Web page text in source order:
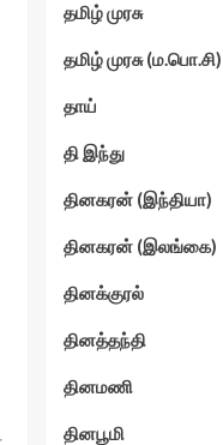
தமிழ் முரசு
தமிழ் முரசு (ம.பொ.சி)
தாய்
தி இந்து
தினகரன் (இந்தியா)
தினகரன் (இலங்கை)
தினக்குரல்
தினத்தந்தி
தினமணி
தினபூமி